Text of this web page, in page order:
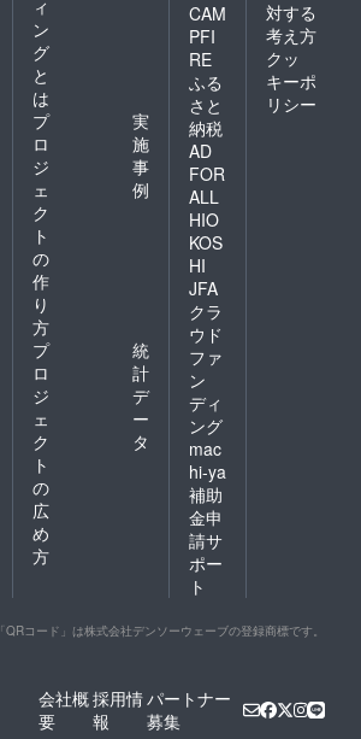
ィ
ン
グ
と
は
プ
ロ
ジ
ェ
ク
ト
の
作
り
方
実
施
事
例
プ
ロ
ジ
ェ
ク
ト
の
広
め
方
統
計
デ
ー
タ
CAM
PFI
RE
ふる
さと
納税
AD
FOR
ALL
HIO
KOS
HI
JFA
クラ
ウド
ファ
ン
ディ
ング
mac
hi-ya
補助
金申
請サ
ポー
ト
対する
考え方
クッ
キーポ
リシー
「QRコード」は株式会社デンソーウェーブの登録商標です。
会社概
要
採用情
報
パートナー
募集